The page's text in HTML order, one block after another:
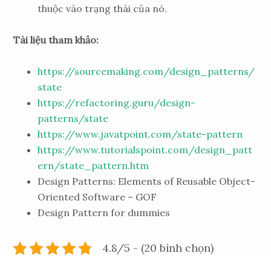
thuộc vào trạng thái của nó.
Tài liệu tham khảo:
https://sourcemaking.com/design_patterns/
state
https://refactoring.guru/design-
patterns/state
https://www.javatpoint.com/state-pattern
https://www.tutorialspoint.com/design_patt
ern/state_pattern.htm
Design Patterns: Elements of Reusable Object-
Oriented Software – GOF
Design Pattern for dummies
4.8/5 - (20 bình chọn)